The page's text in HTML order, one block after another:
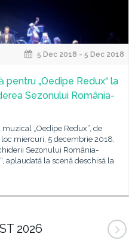
5 Dec 2018 - 5 Dec 2018
„Oedipe Redux“ la
Sezonului România-
„Oedipe Redux“, de
miercuri, 5 decembrie 2018,
Sezonului România-
aplaudată la scenă deschisă la
2026